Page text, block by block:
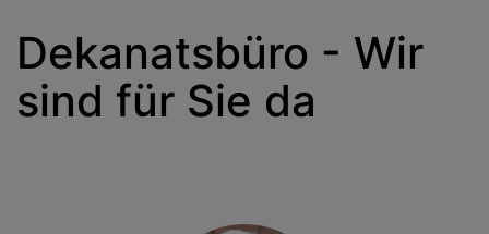
Dekanatsbüro - Wir
sind für Sie da